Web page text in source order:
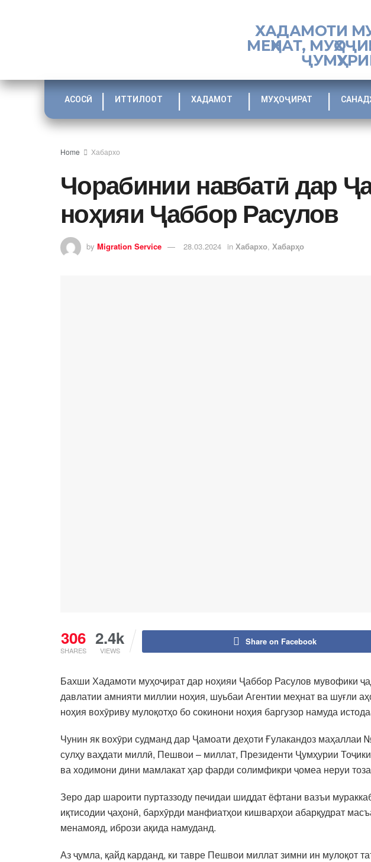
ХАДАМОТИ
МЕҲНАТ,
АСОСӢ ИТТИЛООТ ХАДАМОТ МУҲОҶИРАТ
Home Хабархо
Чорабинии навбатӣ дар
ноҳияи Ҷаббор Расулов
by Migration Service 28.03.2024 in Хабархо, Хабарҳо
306
SHARES
2.4k
VIEWS
Share on Facebook
Бахши Хадамоти муҳоҷират дар ноҳияи Ҷаббор Расулов мувофики
давлатии амнияти миллии ноҳия, шуьбаи Агентии меҳнат ва шуғли
ноҳия вохӯриву мулоқотҳо бо сокинони ноҳия баргузор намуда
Чунин як вохӯри судманд дар Ҷамоати деҳоти Ғулакандоз маҳаллаи
сулҳу ваҳдати миллӣ, Пешвои – миллат, Президенти Ҷумҳурии
ва ходимони дини мамлакат ҳар фарди солимфикри ҷомеа неруи
Зеро дар шароити пуртаззоду печидаи шиддат ёфтани вазъи
иқтисодии ҷаҳонӣ, бархӯрди манфиатҳои кишварҳои абарқудрат
менамояд, ибрози ақида намуданд.
Аз ҷумла, қайд карданд, ки тавре Пешвои миллат зимни ин мулоқот